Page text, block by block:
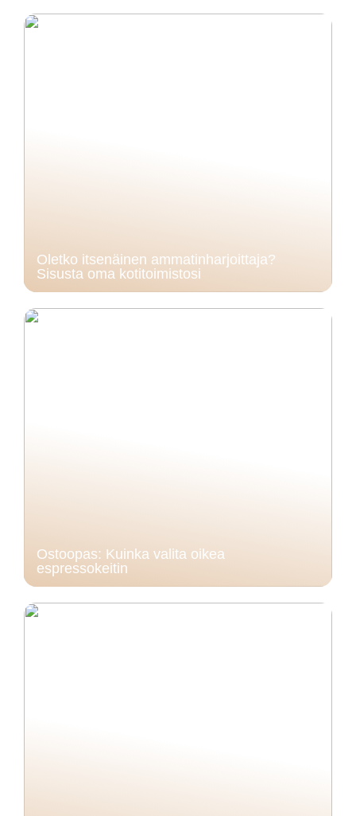
Oletko itsenäinen ammatinharjoittaja?
Sisusta oma kotitoimistosi
Ostoopas: Kuinka valita oikea
espressokeitin